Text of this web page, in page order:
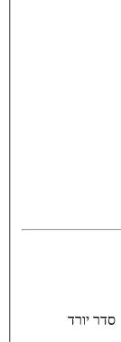
סדר יורד